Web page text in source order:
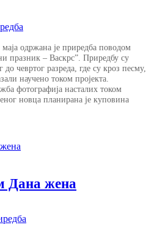
одржана је приредба поводом
празник – Васкрс”. Приредбу су
чевртог разреда, где су кроз песму,
научено током пројекта.
фотографија насталих током
новца планирана је куповина
Дана жена